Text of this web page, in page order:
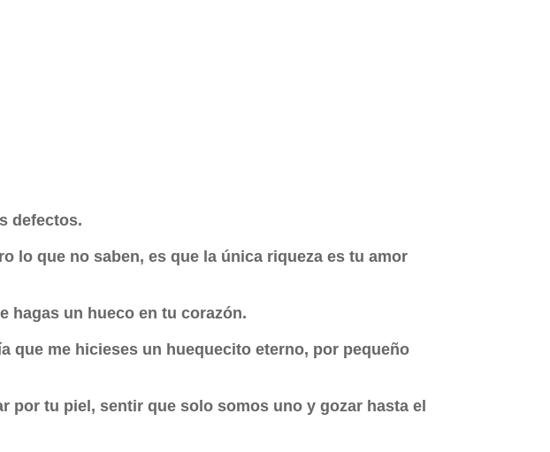
defectos.
lo que no saben, es que la única riqueza es tu amor
hagas un hueco en tu corazón.
que me hicieses un huequecito eterno, por pequeño
por tu piel, sentir que solo somos uno y gozar hasta el